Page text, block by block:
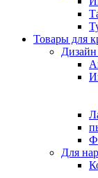
Товары для
Дизайн
Для